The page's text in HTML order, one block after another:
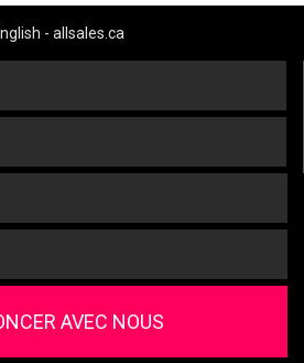
- allsales.ca
AVEC NOUS